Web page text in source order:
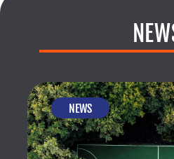
NEWS